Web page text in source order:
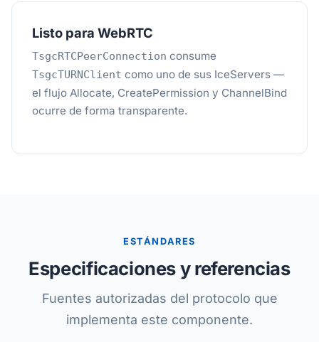
Listo para WebRTC
TsgcRTCPeerConnection consume
TsgcTURNClient como uno de sus IceServers —
el flujo Allocate, CreatePermission y ChannelBind
ocurre de forma transparente.
ESTÁNDARES
Especificaciones y referencias
Fuentes autorizadas del protocolo que
implementa este componente.